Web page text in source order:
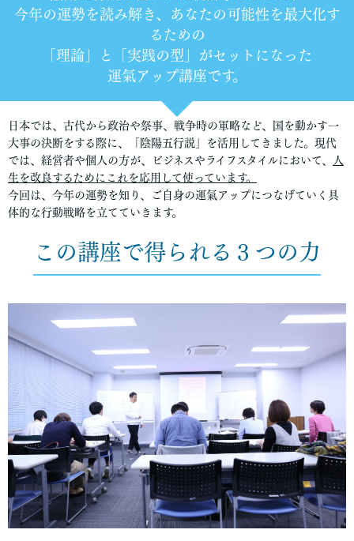
今年の運勢を読み解き、あなたの可能性を最大化す
るための
「理論」と「実践の型」がセットになった
運氣アップ講座です。
日本では、古代から政治や祭事、戦争時の軍略など、国を動かす一
大事の決断をする際に、
「陰陽五行説」
を活用してきました。現代
では、経営者や個人の方が、ビジネスやライフスタイルにおいて、
人
生を改良するためにこれを応用して使っています。
今回は、今年の運勢を知り、ご自身の運氣アップにつなげていく具
体的な行動戦略を立てていきます。
この講座で得られる３つの力